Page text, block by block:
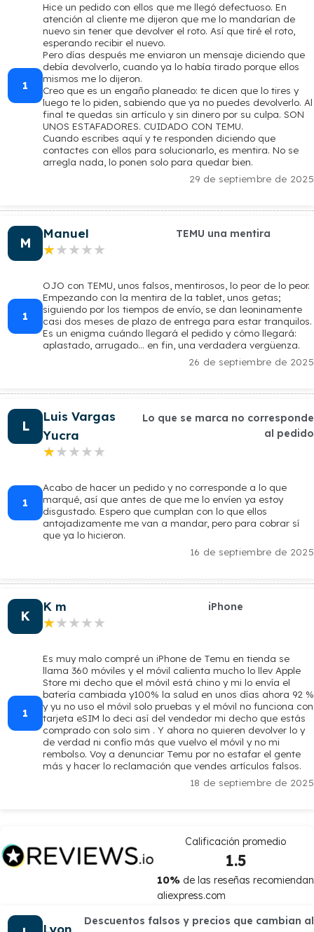
1
Hice un pedido con ellos que me llegó defectuoso. En
atención al cliente me dijeron que me lo mandarían de
nuevo sin tener que devolver el roto. Así que tiré el roto,
esperando recibir el nuevo.
Pero días después me enviaron un mensaje diciendo que
debía devolverlo, cuando ya lo había tirado porque ellos
mismos me lo dijeron.
Creo que es un engaño planeado: te dicen que lo tires y
luego te lo piden, sabiendo que ya no puedes devolverlo. Al
final te quedas sin artículo y sin dinero por su culpa. SON
UNOS ESTAFADORES. CUIDADO CON TEMU.
Cuando escribes aquí y te responden diciendo que
contactes con ellos para solucionarlo, es mentira. No se
arregla nada, lo ponen solo para quedar bien.
29 de septiembre de 2025
M
1
Manuel TEMU una mentira
★★★★★
★★★★★
OJO con TEMU, unos falsos, mentirosos, lo peor de lo peor.
Empezando con la mentira de la tablet, unos getas;
siguiendo por los tiempos de envío, se dan leoninamente
casi dos meses de plazo de entrega para estar tranquilos.
Es un enigma cuándo llegará el pedido y cómo llegará:
aplastado, arrugado… en fin, una verdadera vergüenza.
26 de septiembre de 2025
L
1
Luis Vargas
Yucra
Lo que se marca no corresponde
al pedido
★★★★★
★★★★★
Acabo de hacer un pedido y no corresponde a lo que
marqué, así que antes de que me lo envíen ya estoy
disgustado. Espero que cumplan con lo que ellos
antojadizamente me van a mandar, pero para cobrar sí
que ya lo hicieron.
16 de septiembre de 2025
K
1
K m iPhone
★★★★★
★★★★★
Es muy malo compré un iPhone de Temu en tienda se
llama 360 móviles y el móvil calienta mucho lo llev Apple
Store mi decho que el móvil está chino y mi lo envía el
batería cambiada y100% la salud en unos días ahora 92 %
y yu no uso el móvil solo pruebas y el móvil no funciona con
tarjeta eSIM lo deci así del vendedor mi decho que estás
comprado con solo sim . Y ahora no quieren devolver lo y
de verdad ni confío más que vuelvo el móvil y no mi
rembolso. Voy a denunciar Temu por no estafar el gente
más y hacer lo reclamación que vendes artículos falsos.
18 de septiembre de 2025
Calificación promedio
1.5
10% de las reseñas recomiendan
aliexpress.com
Lyon
Descuentos falsos y precios que cambian al